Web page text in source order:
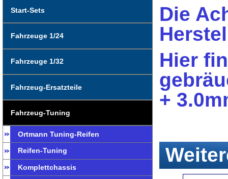
Start-Sets
Fahrzeuge 1/24
Fahrzeuge 1/32
Fahrzeug-Ersatzteile
Fahrzeug-Tuning
Ortmann Tuning-Reifen
Reifen-Tuning
Komplettchassis
Die
Hier
+